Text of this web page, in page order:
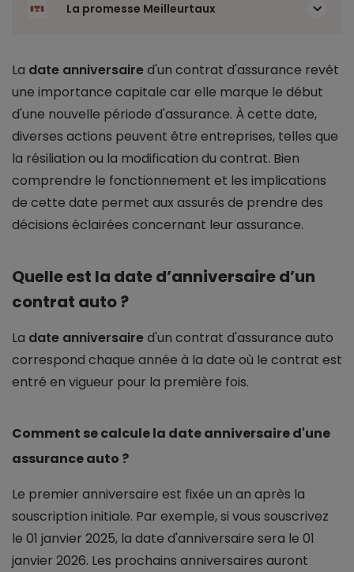
La promesse Meilleurtaux
La date anniversaired'un contrat d'assurance revêt
une importance capitale car elle marque le début
d'une nouvelle période d'assurance. À cette date,
diverses actions peuvent être entreprises, telles que
la résiliation ou la modification du contrat. Bien
comprendre le fonctionnement et les implications
de cette date permet aux assurés de prendre des
décisions éclairées concernant leur assurance.
Quelle est la date d’anniversaire d’un
contrat auto ?
La date anniversaired'un contrat d'assurance auto
correspond chaque année à la date où le contrat est
entré en vigueur pour la première fois.
Comment se calcule la date anniversaire d'une
assurance auto ?
Le premier anniversaire est fixée un an après la
souscription initiale. Par exemple, si vous souscrivez
le 01 janvier 2025, la date d'anniversaire sera le 01
janvier 2026. Les prochains anniversaires auront